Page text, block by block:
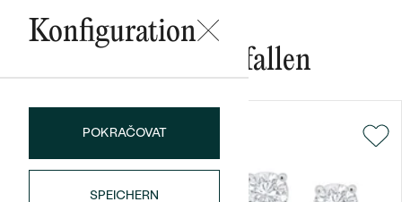
Konfiguration
POKRAČOVAT
SPEICHERN
Das könnte Ihnen gefallen